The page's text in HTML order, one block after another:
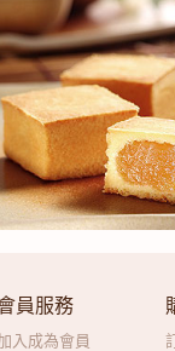
員服務
入成為會員